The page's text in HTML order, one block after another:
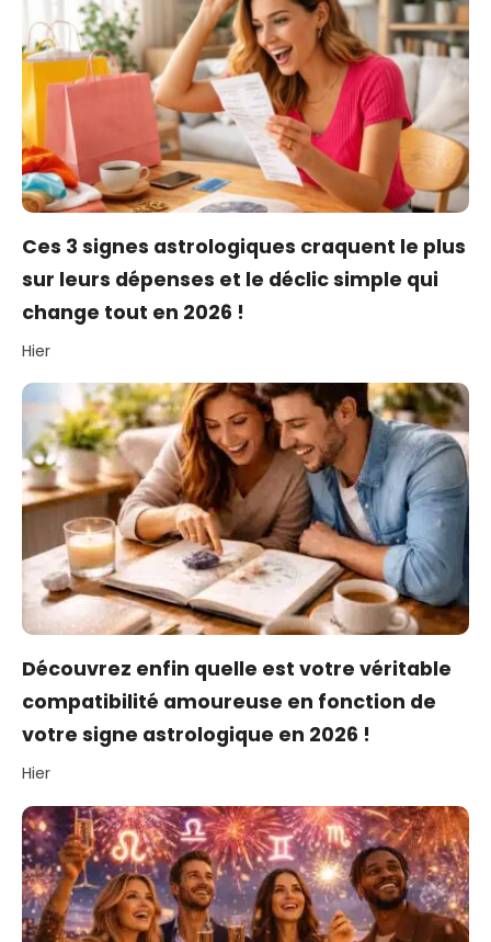
Ces 3 signes astrologiques craquent le plus
sur leurs dépenses et le déclic simple qui
change tout en 2026 !
Hier
Découvrez enfin quelle est votre véritable
compatibilité amoureuse en fonction de
votre signe astrologique en 2026 !
Hier